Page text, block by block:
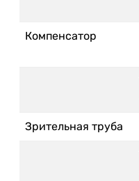
Компенсатор
Зрительная труба